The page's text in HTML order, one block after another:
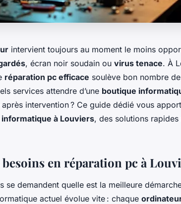
intervient toujours au moment le moins
, écran noir soudain ou virus tenace. À
réparation pc efficace soulève bon nombre
services attendre d’une boutique
intervention ? Ce guide dédié vous
à Louviers, des solutions
en réparation pc à
se demandent quelle est la meilleure
actuel évolue vite : chaque